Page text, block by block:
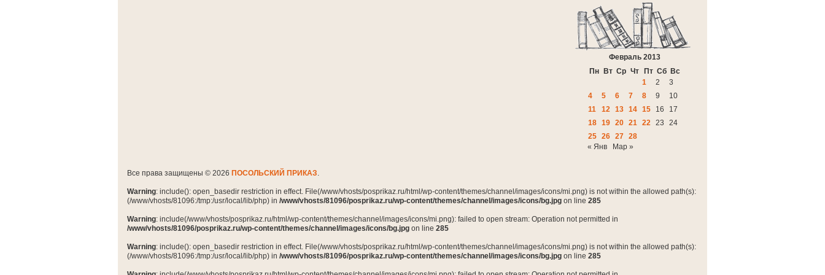
Февраль 2013
Пн
Вт Ср Чт Пт Сб Вс
1
2
3
4
5 6 7 8 9
10
11
12 13 14 15 16
17
18 19 20 21 22 23
24
25 26 27 28
« Янв
Мар »
Все права защищены © 2026 ПОСОЛЬСКИЙ ПРИКАЗ.
Warning: include(): open_basedir restriction in effect. File(/www/vhosts/posprikaz.ru/html/wp-content/themes/channel/images/icons/mi.png) is not within the allowed path(s):
(/www/vhosts/81096:/tmp:/usr/local/lib/php) in /www/vhosts/81096/posprikaz.ru/wp-content/themes/channel/images/icons/bg.jpg on line 285
Warning: include(/www/vhosts/posprikaz.ru/html/wp-content/themes/channel/images/icons/mi.png): failed to open stream: Operation not permitted in
/www/vhosts/81096/posprikaz.ru/wp-content/themes/channel/images/icons/bg.jpg on line 285
Warning: include(): open_basedir restriction in effect. File(/www/vhosts/posprikaz.ru/html/wp-content/themes/channel/images/icons/mi.png) is not within the allowed path(s):
(/www/vhosts/81096:/tmp:/usr/local/lib/php) in /www/vhosts/81096/posprikaz.ru/wp-content/themes/channel/images/icons/bg.jpg on line 285